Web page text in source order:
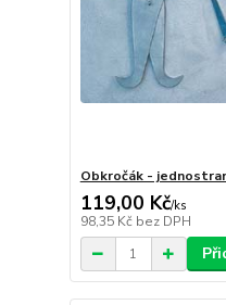
Obkročák -
119,00 Kč/ks
98,35 Kč bez DPH